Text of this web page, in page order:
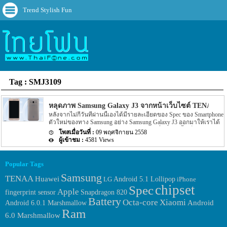
Trend Stylish Fun
Tag : SMJ3109
หลุดภาพ Samsung Galaxy J3 จากหน้าเว็บไซต์ TENAA
หลังจากไม่กี่วันที่ผ่านนี้เองได้มีรายละเอียดของ Spec ของ Smartphone
ตัวใหม่ของทาง Samsung อย่าง Samsung Galaxy J3 ออกมาให้เราได้
ทราบกันไปแล้ว โดยรายละเอียดของ Spec ที่ผ่านมานั้นเป็นราย
ละเอียดจากทางองค์กรที่ทำหน้าที่ในการรับรองว่าสินค้านั้นมีมาตรา
ฐานจากประเทศสหรัฐอเมริกาอย่าง FCC หรือ Federal
Communications Commission นั้นเอง โดยการได้รับมาตราฐานอย่าง
ที่จะวางจำหน่ายของประเทศจีนอย่าง TENAA ได้เผยแพร่ภาพหลุด
ของตัวเครื่อง Samsung Galaxy J3 ออกมาให้เราได้เห็นตัวเครื่องกัน
ชัดๆ แล้วนั้นเอง โดยรายละเอียดของตัวเครื่องที่แสดงอยู่ใน list ของ
ในเว็บไซต์อย่าง TENAA นั้นมีรายละเอียดว่า model number ของ
Galaxy J3 ตัวนี้จะมีชื่อว่า SMJ3109 สำหรับรายละเอียดของ Chipset ที่
ได้จากเว็บไซต์ GFXBench นั้นจะเป็น Snapdragon […]
09 พฤศจิกายน 2558
4581 Views
Popular Tags
TENAAHuawei Samsung LG Android 5.1 Lollipop iPhone
fingerprint sensorApple Snapdragon 820 Specchipset
Android 6.0.1 MarshmallowBatteryOcta-core XiaomiAndroid
6.0 MarshmallowRam